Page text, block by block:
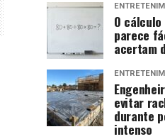
O
parece
acertam
evitar
durante
intenso